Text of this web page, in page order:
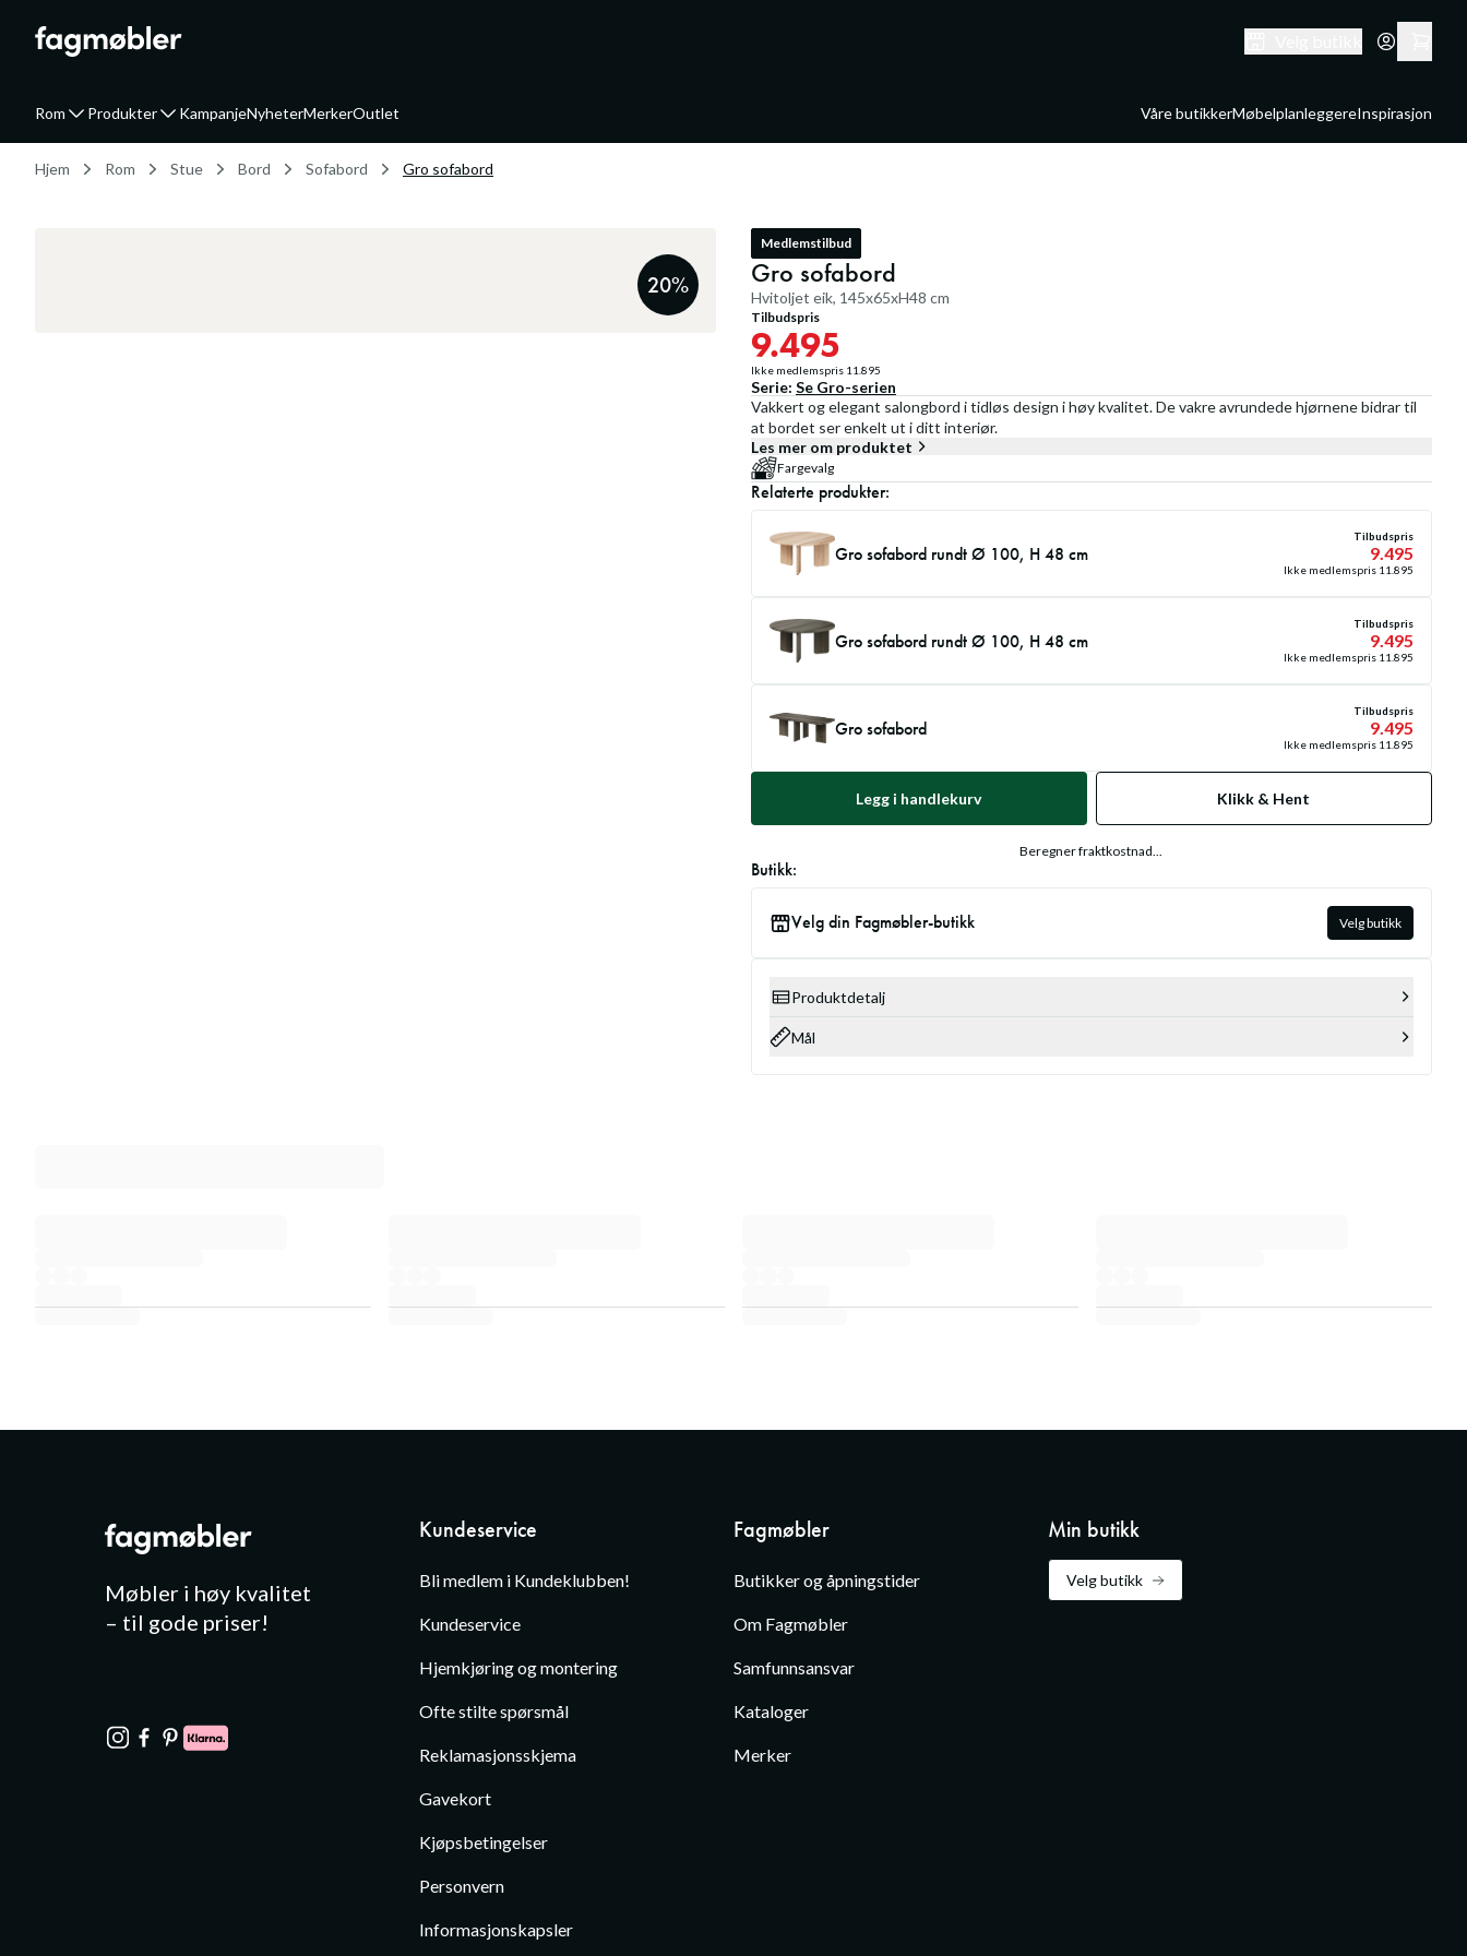
Rom Produkter KampanjeNyheterMerkerOutlet Våre butikkerMøbelplanleggereInspirasjon
Hjem Rom Stue Bord Sofabord Gro sofabord
20%
Medlemstilbud
Gro sofabord
Hvitoljet eik, 145x65xH48 cm
Tilbudspris
9.495
Ikke medlemspris 11.895
Serie: Se Gro-serien
Vakkert og elegant salongbord i tidløs design i høy kvalitet. De vakre avrundede hjørnene bidrar til
at bordet ser enkelt ut i ditt interiør.
Les mer om produktet
Fargevalg
Relaterte produkter:
Gro sofabord rundt Ø 100, H 48 cm
Tilbudspris
9.495
Ikke medlemspris 11.895
Gro sofabord rundt Ø 100, H 48 cm
Tilbudspris
9.495
Ikke medlemspris 11.895
Gro sofabord
Tilbudspris
9.495
Ikke medlemspris 11.895
Legg i handlekurv Klikk & Hent
Beregner fraktkostnad...
Butikk:
Velg din Fagmøbler-butikk Velg butikk
Produktdetalj
Mål
Møbler i høy kvalitet
– til gode priser!
Kundeservice
Bli medlem i Kundeklubben!
Kundeservice
Hjemkjøring og montering
Ofte stilte spørsmål
Reklamasjonsskjema
Gavekort
Kjøpsbetingelser
Personvern
Informasjonskapsler
Fagmøbler
Butikker og åpningstider
Om Fagmøbler
Samfunnsansvar
Kataloger
Merker
Min butikk
Velg butikk